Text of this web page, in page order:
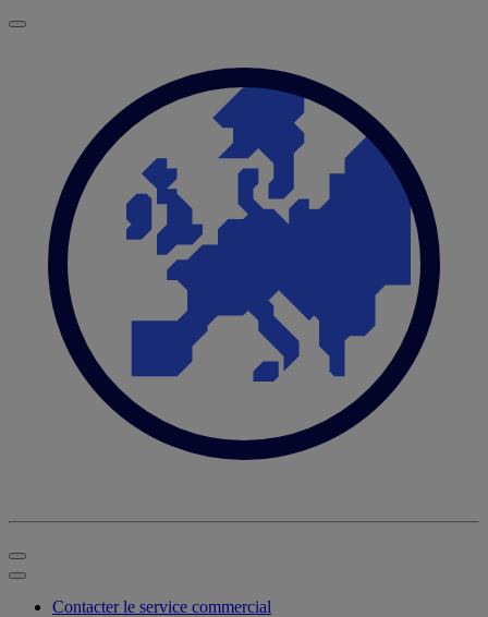
Contacter le service commercial